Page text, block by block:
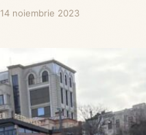
14 noiembrie 2023